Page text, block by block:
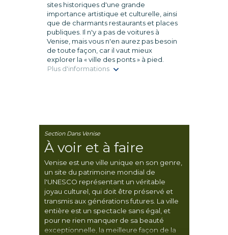
sites historiques d'une grande
importance artistique et culturelle, ainsi
que de charmants restaurants et places
publiques. Il n'y a pas de voitures à
Venise, mais vous n'en aurez pas besoin
de toute façon, car il vaut mieux
explorer la « ville des ponts » à pied.
Plus d'informations
Section Dans Venise
À voir et à faire
Venise est une ville unique en son genre,
un site du patrimoine mondial de
l'UNESCO représentant un véritable
joyau culturel, qui doit être préservé et
transmis aux générations futures. La ville
entière est un spectacle sans égal, et
pour ne rien manquer de sa beauté
exceptionnelle, la meilleure façon de la